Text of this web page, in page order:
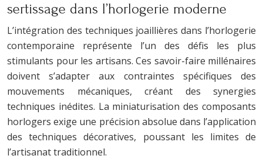
sertissage dans l’horlogerie moderne
L’intégration des techniques joaillières dans l’horlogerie
contemporaine représente l’un des défis les plus
stimulants pour les artisans. Ces savoir-faire millénaires
doivent s’adapter aux contraintes spécifiques des
mouvements mécaniques, créant des synergies
techniques inédites. La miniaturisation des composants
horlogers exige une précision absolue dans l’application
des techniques décoratives, poussant les limites de
l’artisanat traditionnel.